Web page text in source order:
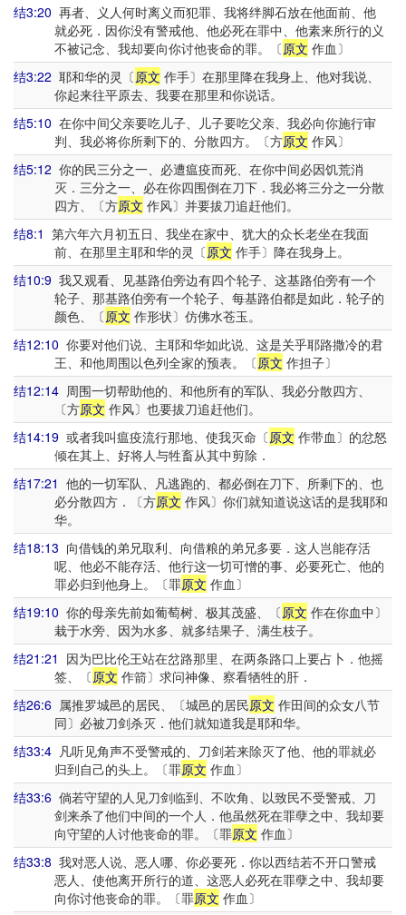
结3:20 再者、义人何时离义而犯罪、我将绊脚石放在他面前、他
就必死．因你没有警戒他、他必死在罪中、他素来所行的义
不被记念、我却要向你讨他丧命的罪。〔原文 作血〕
结3:22 耶和华的灵〔原文 作手〕在那里降在我身上、他对我说、
你起来往平原去、我要在那里和你说话。
结5:10 在你中间父亲要吃儿子、儿子要吃父亲、我必向你施行审
判、我必将你所剩下的、分散四方。〔方原文 作风〕
结5:12 你的民三分之一、必遭瘟疫而死、在你中间必因饥荒消
灭．三分之一、必在你四围倒在刀下．我必将三分之一分散
四方、〔方原文 作风〕并要拔刀追赶他们。
结8:1 第六年六月初五日、我坐在家中、犹大的众长老坐在我面
前、在那里主耶和华的灵〔原文 作手〕降在我身上。
结10:9 我又观看、见基路伯旁边有四个轮子、这基路伯旁有一个
轮子、那基路伯旁有一个轮子、每基路伯都是如此．轮子的
颜色、〔原文 作形状〕仿佛水苍玉。
结12:10 你要对他们说、主耶和华如此说、这是关乎耶路撒冷的君
王、和他周围以色列全家的预表。〔原文 作担子〕
结12:14 周围一切帮助他的、和他所有的军队、我必分散四方、
〔方原文 作风〕也要拔刀追赶他们。
结14:19 或者我叫瘟疫流行那地、使我灭命〔原文 作带血〕的忿怒
倾在其上、好将人与牲畜从其中剪除．
结17:21 他的一切军队、凡逃跑的、都必倒在刀下、所剩下的、也
必分散四方．〔方原文 作风〕你们就知道说这话的是我耶和
华。
结18:13 向借钱的弟兄取利、向借粮的弟兄多要．这人岂能存活
呢、他必不能存活、他行这一切可憎的事、必要死亡、他的
罪必归到他身上。〔罪原文 作血〕
结19:10 你的母亲先前如葡萄树、极其茂盛、〔原文 作在你血中〕
栽于水旁、因为水多、就多结果子、满生枝子。
结21:21 因为巴比伦王站在岔路那里、在两条路口上要占卜．他摇
签、〔原文 作箭〕求问神像、察看牺牲的肝．
结26:6 属推罗城邑的居民、〔城邑的居民原文 作田间的众女八节
同〕必被刀剑杀灭．他们就知道我是耶和华。
结33:4 凡听见角声不受警戒的、刀剑若来除灭了他、他的罪就必
归到自己的头上。〔罪原文 作血〕
结33:6 倘若守望的人见刀剑临到、不吹角、以致民不受警戒、刀
剑来杀了他们中间的一个人．他虽然死在罪孽之中、我却要
向守望的人讨他丧命的罪。〔罪原文 作血〕
结33:8 我对恶人说、恶人哪、你必要死．你以西结若不开口警戒
恶人、使他离开所行的道、这恶人必死在罪孽之中、我却要
向你讨他丧命的罪。〔罪原文 作血〕